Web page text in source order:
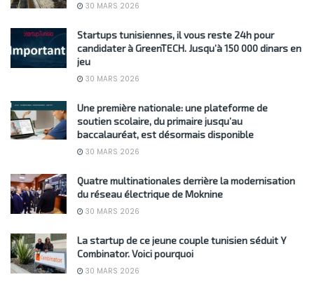
30 MARS 2026
Startups tunisiennes, il vous reste 24h pour
candidater à GreenTECH. Jusqu’à 150 000 dinars en
jeu
30 MARS 2026
Une première nationale: une plateforme de
soutien scolaire, du primaire jusqu’au
baccalauréat, est désormais disponible
30 MARS 2026
Quatre multinationales derrière la modernisation
du réseau électrique de Moknine
30 MARS 2026
La startup de ce jeune couple tunisien séduit Y
Combinator. Voici pourquoi
30 MARS 2026